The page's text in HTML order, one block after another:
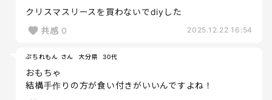
クリスマスリースを買わないでdiyした
共感 0 2025.12.22 16:54
ぷちれもん さん 大分県 30代
おもちゃ
結構手作りの方が食い付きがいいんですよね！